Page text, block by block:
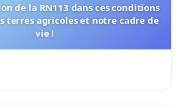
de la RN113 dans ces conditions
terres agricoles et notre cadre de
vie !